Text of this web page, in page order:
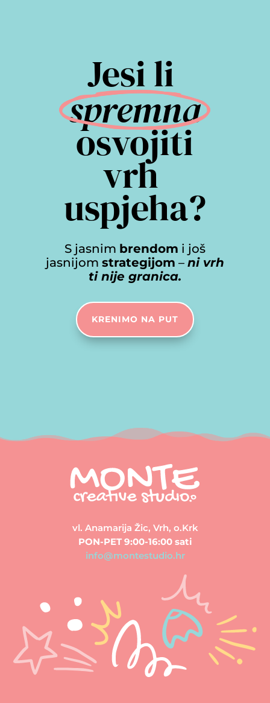
Jesi li
spremna
vrh
uspjeha?
S jasnim brendom i još
jasnijom strategijom – ni vrh
ti nije granica.
KRENIMO NA PUT
vl. Anamarija Žic, Vrh, o.Krk
PON-PET 9:00-16:00 sati
info@montestudio.hr